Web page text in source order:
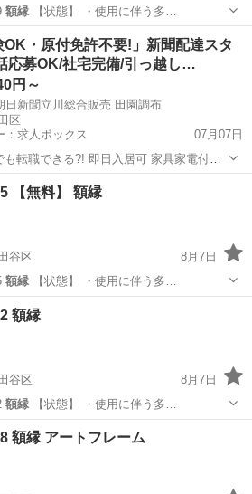
額縁 【状態】 ・使用に伴う多…
ィス用家具 額縁
OK・原付免許不要!」新聞配達スタ
応募OK/社宅完備/引っ越し…
円～
日新聞立川総合販売 田園調布
区
：求人ボックス
07月07日
転職できる?! 即日入居可 家具家電付き
京の費用は”すべて”負担します 必ず面
ト 家具家電付きの寮・社宅を完備 無資
【無料】 額縁
谷区
8月7日
額縁 【状態】 ・使用に伴う多…
テリア雑貨/小物
額縁
谷区
8月7日
額縁 【状態】 ・使用に伴う多…
リア雑貨/小物 額縁
額縁 アートフレーム